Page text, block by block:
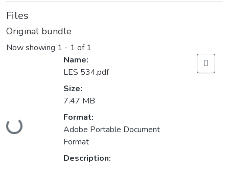
Files
Original bundle
Now showing 1 - 1 of 1
Loading...
Name:
LES 534.pdf
Size:
7.47 MB
Format:
Adobe Portable Document
Format
Description: